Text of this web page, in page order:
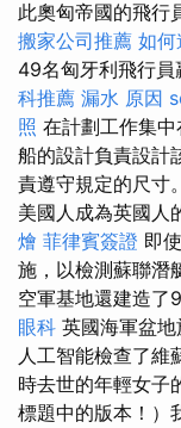
此奧匈帝國的飛行
搬家公司推薦 如何
49名匈牙利飛行員
科推薦 漏水 原因
照 在計劃工作集
船的設計負責設計
責遵守規定的尺寸
美國人成為英國人
燴 菲律賓簽證 即
施，以檢測蘇聯潛
空軍基地還建造了
眼科 英國海軍盆地
人工智能檢查了維
時去世的年輕女子
標題中的版本！）